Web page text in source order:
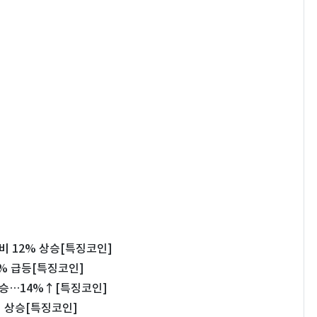
12% 상승[특징코인]
급등[특징코인]
승…14%↑[특징코인]
승[특징코인]